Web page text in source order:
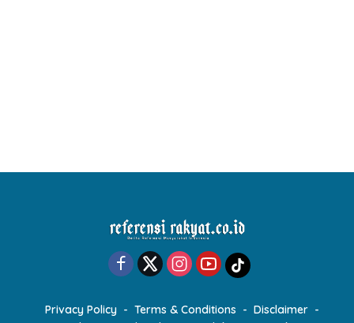
Privacy Policy Terms & Conditions
Disclaimer